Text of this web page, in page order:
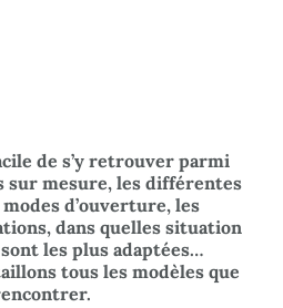
de s’y retrouver parmi
sur mesure, les différentes
d’ouverture, les
dans quelles situation
les plus adaptées…
tous les modèles que